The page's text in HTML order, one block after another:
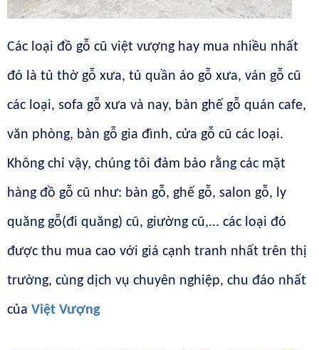
Các loại đồ gỗ cũ việt vượng hay mua nhiều nhất
đó là tủ thờ gỗ xưa, tủ quần áo gỗ xưa, ván gỗ cũ
các loại, sofa gỗ xưa và nay, bàn ghế gỗ quán cafe,
văn phòng, bàn gỗ gia đình, cửa gỗ cũ các loại.
Không chỉ vậy, chúng tôi đảm bảo rằng các mặt
hàng đồ gỗ cũ như: bàn gỗ, ghế gỗ, salon gỗ, ly
quăng gỗ(đi quăng) cũ, giường cũ,... các loại đó
được thu mua cao với giá cạnh tranh nhất trên thị
trường, cùng dịch vụ chuyên nghiệp, chu đáo nhất
của Việt Vượng